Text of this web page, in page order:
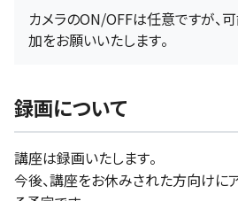
カメラのON/OFFは任意ですが、
加をお願いいたします。
録画について
講座は録画いたします。
今後、講座をお休みされた方向けに